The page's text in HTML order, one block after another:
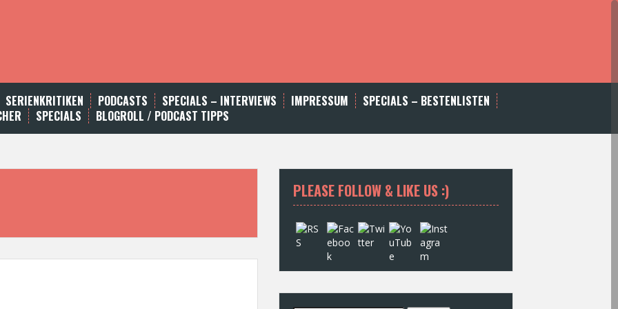
SERIENKRITIKEN PODCASTS SPECIALS – INTERVIEWS IMPRESSUM
SPECIALS – BESTENLISTEN
SPECIALS BLOGROLL / PODCAST TIPPS
PLEASE FOLLOW & LIKE US :)